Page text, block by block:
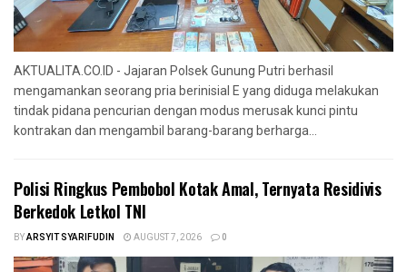
AKTUALITA.CO.ID - Jajaran Polsek Gunung Putri berhasil
mengamankan seorang pria berinisial E yang diduga melakukan
tindak pidana pencurian dengan modus merusak kunci pintu
kontrakan dan mengambil barang-barang berharga...
Polisi Ringkus Pembobol Kotak Amal, Ternyata Residivis
Berkedok Letkol TNI
BYARSYIT SYARIFUDIN AUGUST 7, 2026 0